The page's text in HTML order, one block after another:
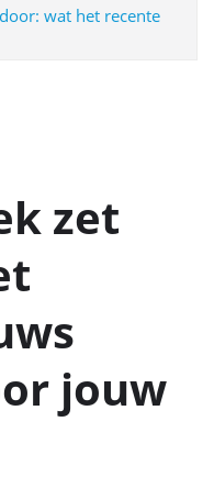
wat het recente
zet
jouw